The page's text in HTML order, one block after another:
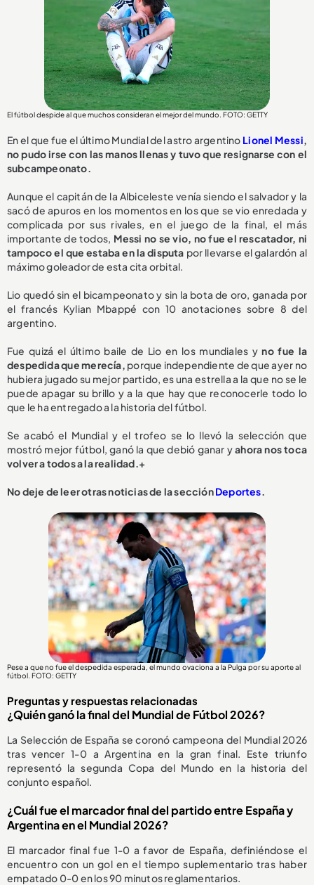
El fútbol despide al que muchos consideran el mejor del mundo. FOTO: GETTY
En el que fue el último Mundial del astro argentino Lionel Messi,
no pudo irse con las manos llenas y tuvo que resignarse con el
subcampeonato.
Aunque el capitán de la Albiceleste venía siendo el salvador y la
sacó de apuros en los momentos en los que se vio enredada y
complicada por sus rivales, en el juego de la final, el más
importante de todos, Messi no se vio, no fue el rescatador, ni
tampoco el que estaba en la disputa por llevarse el galardón al
máximo goleador de esta cita orbital.
Lio quedó sin el bicampeonato y sin la bota de oro, ganada por
el francés Kylian Mbappé con 10 anotaciones sobre 8 del
argentino.
Fue quizá el último baile de Lio en los mundiales yno fue la
despedida que merecía, porque independiente de que ayer no
hubiera jugado su mejor partido, es una estrella a la que no se le
puede apagar su brillo y a la que hay que reconocerle todo lo
que le ha entregado a la historia del fútbol.
Se acabó el Mundial y el trofeo se lo llevó la selección que
mostró mejor fútbol, ganó la que debió ganar yahora nos toca
volver a todos a la realidad.+
No deje de leer otras noticias de la secciónDeportes.
Pese a que no fue el despedida esperada, el mundo ovaciona a la Pulga por su aporte al
fútbol. FOTO: GETTY
Preguntas y respuestas relacionadas
¿Quién ganó la final del Mundial de Fútbol 2026?
La Selección de España se coronó campeona del Mundial 2026
tras vencer 1-0 a Argentina en la gran final. Este triunfo
representó la segunda Copa del Mundo en la historia del
conjunto español.
¿Cuál fue el marcador final del partido entre España y
Argentina en el Mundial 2026?
El marcador final fue 1-0 a favor de España, definiéndose el
encuentro con un gol en el tiempo suplementario tras haber
empatado 0-0 en los 90 minutos reglamentarios.